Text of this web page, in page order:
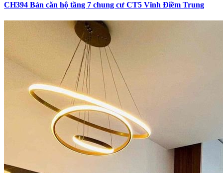
CH394 Bán căn hộ tầng 7 chung cư CT5 Vĩnh Điềm Trung